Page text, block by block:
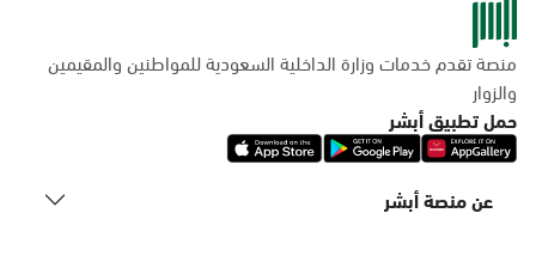
منصة تقدم خدمات وزارة الداخلية السعودية للمواطنين والمقيمين
والزوار
حمل تطبيق أبشر
عن منصة أبشر